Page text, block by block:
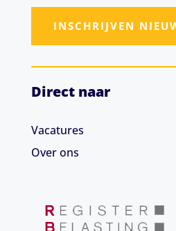
INSCHRIJVEN
Direct naar
Vacatures
Over ons